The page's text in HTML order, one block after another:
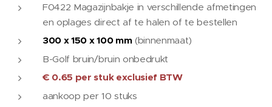
F0422 Magazijnbakje in verschillende afmetingen
en oplages direct af te halen of te bestellen
300 x 150 x 100 mm(binnenmaat)
B-Golf bruin/bruin onbedrukt
€ 0.65 per stuk exclusief BTW
aankoop per 10 stuks